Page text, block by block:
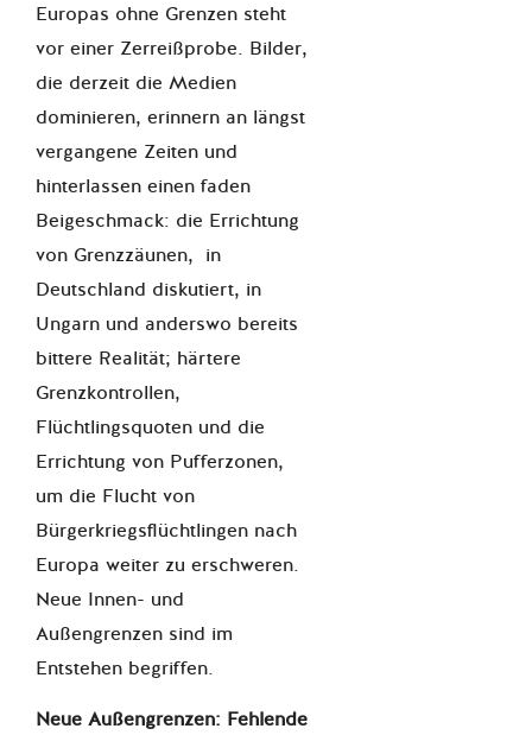
Europas ohne Grenzen steht
vor einer Zerreißprobe. Bilder,
die derzeit die Medien
dominieren, erinnern an längst
vergangene Zeiten und
hinterlassen einen faden
Beigeschmack: die Errichtung
von Grenzzäunen, in
Deutschland diskutiert, in
Ungarn und anderswo bereits
bittere Realität; härtere
Grenzkontrollen,
Flüchtlingsquoten und die
Errichtung von Pufferzonen,
um die Flucht von
Bürgerkriegsflüchtlingen nach
Europa weiter zu erschweren.
Neue Innen- und
Außengrenzen sind im
Entstehen begriffen.
Neue Außengrenzen: Fehlende